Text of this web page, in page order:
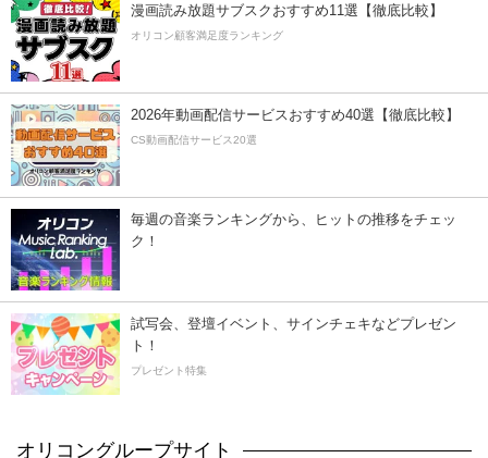
漫画読み放題サブスクおすすめ11選【徹底比較】
オリコン顧客満足度ランキング
2026年動画配信サービスおすすめ40選【徹底比較】
CS動画配信サービス20選
毎週の音楽ランキングから、ヒットの推移をチェッ
ク！
試写会、登壇イベント、サインチェキなどプレゼン
ト！
プレゼント特集
オリコングループサイト